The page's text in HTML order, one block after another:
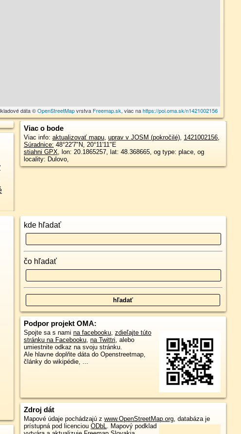
dáta ©OpenStreetMapvrstva Freemap.sk, viac nahttps://poi.oma.sk/n1421002156
Viac o bode
Viac info: aktualizovať mapu, uprav v JOSM (pokročilé), 1421002156,
Súradnice: 48°22'7"N, 20°11'11"E
stiahni GPX, lon: 20.1865257, lat: 48.368665, og type: place, og
locality: Dulovo,
kde hľadať
čo hľadať
Podpor projekt OMA:
Spojte sa s nami na facebooku, zdieľajte túto
stránku na Facebooku, na Twittri, alebo
umiestnite odkaz na svoju stránku.
Ale hlavne doplňte dáta do Openstreetmap,
články do wikipédie, ...
Zdroj dát
Mapové údaje pochádzajú z www.OpenStreetMap.org, databáza je
prístupná pod licenciou ODbL. Mapový podklad